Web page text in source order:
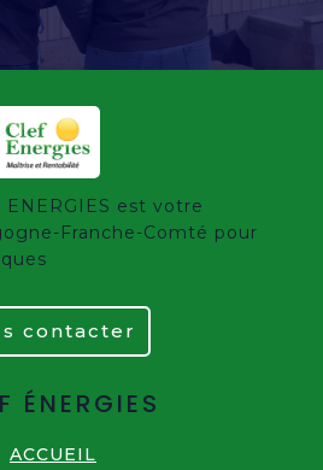
ENERGIES est votre
Franche-Comté pour
contacter
ÉNERGIES
ACCUEIL